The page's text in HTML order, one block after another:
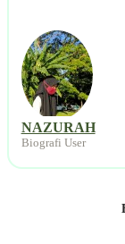
NAZURAH
Biografi User